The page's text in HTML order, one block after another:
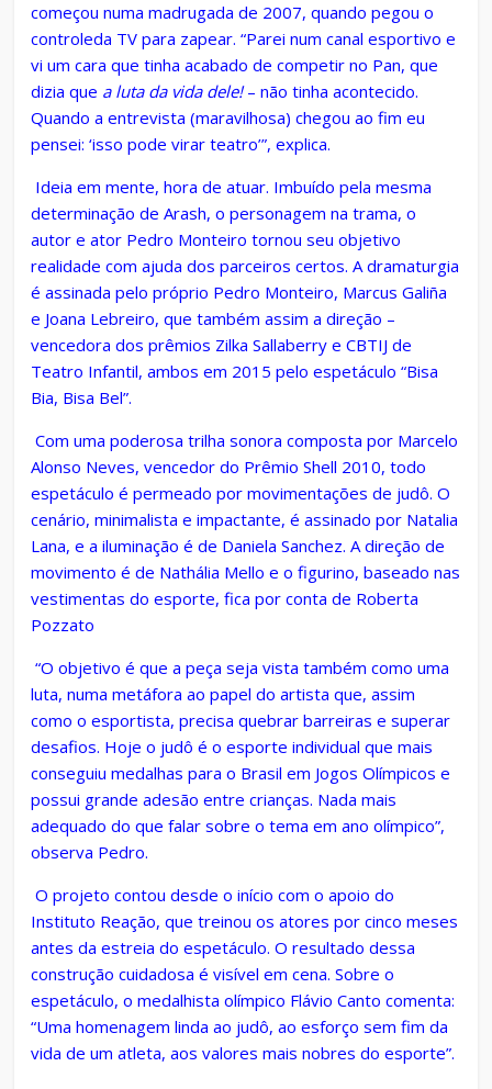
começou numa madrugada de 2007, quando pegou o
controleda TV para zapear. “Parei num canal esportivo e
vi um cara que tinha acabado de competir no Pan, que
dizia que a luta da vida dele!– não tinha acontecido.
Quando a entrevista (maravilhosa) chegou ao fim eu
pensei: ‘isso pode virar teatro’”, explica.
Ideia em mente, hora de atuar. Imbuído pela mesma
determinação de Arash, o personagem na trama, o
autor e ator Pedro Monteiro tornou seu objetivo
realidade com ajuda dos parceiros certos. A dramaturgia
é assinada pelo próprio Pedro Monteiro, Marcus Galiña
e Joana Lebreiro, que também assim a direção –
vencedorados prêmios Zilka Sallaberry e CBTIJ de
Teatro Infantil, ambos em 2015 pelo espetáculo “Bisa
Bia, Bisa Bel”.
Com uma poderosa trilha sonora composta por Marcelo
Alonso Neves, vencedor do Prêmio Shell 2010, todo
espetáculo é permeado por movimentações de judô. O
cenário, minimalista e impactante, é assinado por Natalia
Lana, e a iluminação é de Daniela Sanchez. A direção de
movimento é de Nathália Mello e o figurino, baseado nas
vestimentas do esporte, fica por conta de Roberta
Pozzato
“O objetivo é que a peça seja vista também como uma
luta, numa metáfora ao papel do artista que, assim
como o esportista, precisa quebrar barreiras e superar
desafios. Hoje o judô é o esporte individual que mais
conseguiu medalhas para o Brasil em Jogos Olímpicos e
possui grande adesão entre crianças. Nada mais
adequado do que falar sobre o tema em ano olímpico”,
observa Pedro.
O projeto contou desde o início com o apoio do
Instituto Reação, que treinou os atores por cinco meses
antes da estreia do espetáculo. O resultado dessa
construção cuidadosa é visível em cena. Sobre o
espetáculo, o medalhista olímpico Flávio Canto comenta:
“Uma homenagem linda ao judô, ao esforço sem fim da
vida de um atleta, aos valores mais nobres do esporte”.